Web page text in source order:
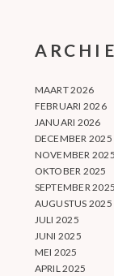
MAART 2026
FEBRUARI 2026
JANUARI 2026
DECEMBER 2025
NOVEMBER 2025
OKTOBER 2025
SEPTEMBER 2025
AUGUSTUS 2025
JULI 2025
JUNI 2025
MEI 2025
APRIL 2025